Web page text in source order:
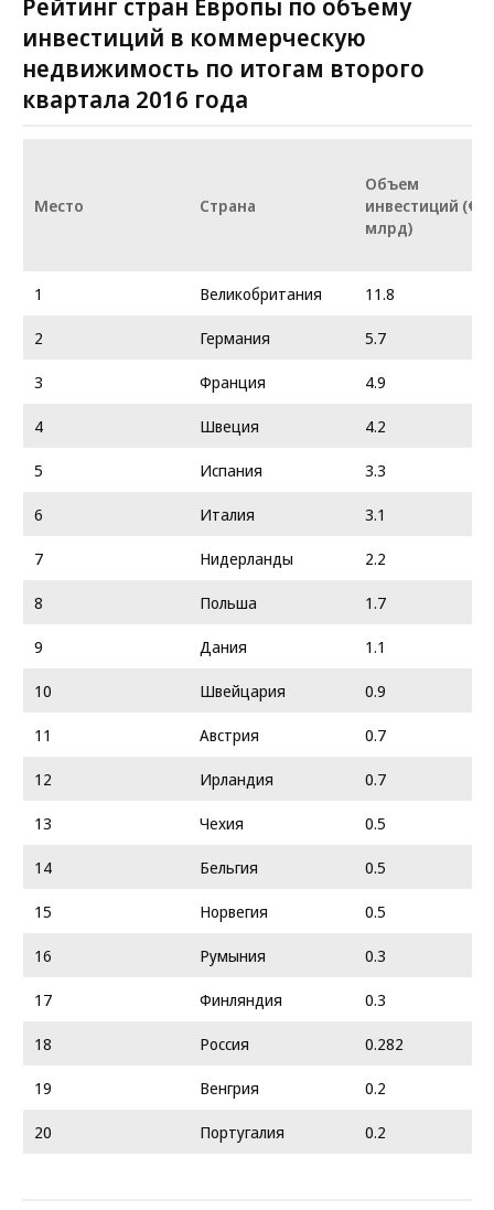
инвестиций в коммерческую
недвижимость по итогам второго
квартала 2016 года
Место Страна
Объем
инвестиций (€
млрд)
1 Великобритания
11.8
2
Германия
5.7
3
Франция
4.9
4
Швеция
4.2
5
Испания
3.3
6
Италия
3.1
7
Нидерланды
2.2
8
Польша
1.7
9
Дания
1.1
10
Швейцария
0.9
11
Австрия
0.7
12
Ирландия
0.7
13
Чехия
0.5
14
Бельгия
0.5
15
Норвегия
0.5
16
Румыния
0.3
17
Финляндия
0.3
18
Россия
0.282
19
Венгрия
0.2
20
Португалия 0.2